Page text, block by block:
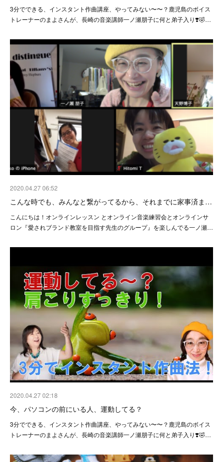
3分でできる、インスタント作曲講座、やってみない〜〜？鹿児島のボイス
トレーナーのまよさんが、長崎の音楽講師一ノ瀬朋子に何と弟子入り❣️🤣…
2020.04.27 06:52
こんな時でも、みんなと繋がってるから、それまでに家事済ま…
こんにちは！オンラインレッスン とオンライン音楽練習会とオンラインサ
ロン『愛されブランド教室を目指す先生のグループ』を楽しんでる一ノ瀬…
2020.04.27 02:18
今、パソコンの前にいる人、運動してる？
3分でできる、インスタント作曲講座、やってみない〜〜？鹿児島のボイス
トレーナーのまよさんが、長崎の音楽講師一ノ瀬朋子に何と弟子入り❣️🤣…